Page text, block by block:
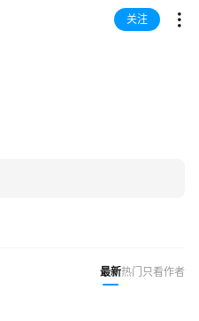
关注
最新热门 只看作者